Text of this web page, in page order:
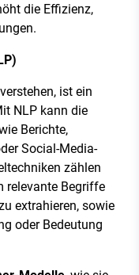
die Effizienz,
ist ein
NLP kann die
Berichte,
Social-Media-
zählen
relevante Begriffe
extrahieren, sowie
oder Bedeutung